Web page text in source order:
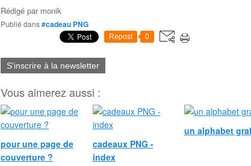
Rédigé par monik
Publié dans#cadeau PNG
Repost 0
S'inscrire à la newsletter
Vous aimerez aussi :
pour une page de
couverture ?
cadeaux PNG -
index
un alphabet